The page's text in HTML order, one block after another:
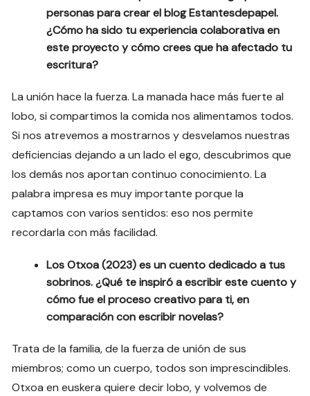
personas para crear el blog Estantesdepapel.
¿Cómo ha sido tu experiencia colaborativa en
este proyecto y cómo crees que ha afectado tu
escritura?
La unión hace la fuerza. La manada hace más fuerte al
lobo, si compartimos la comida nos alimentamos todos.
Si nos atrevemos a mostrarnos y desvelamos nuestras
deficiencias dejando a un lado el ego, descubrimos que
los demás nos aportan continuo conocimiento. La
palabra impresa es muy importante porque la
captamos con varios sentidos: eso nos permite
recordarla con más facilidad.
Los Otxoa (2023) es un cuento dedicado a tus
sobrinos. ¿Qué te inspiró a escribir este cuento y
cómo fue el proceso creativo para ti, en
comparación con escribir novelas?
Trata de la familia, de la fuerza de unión de sus
miembros; como un cuerpo, todos son imprescindibles.
Otxoa en euskera quiere decir lobo, y volvemos de